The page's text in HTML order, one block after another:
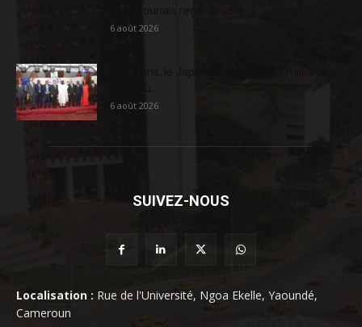
6 août 2026
6 août 2026
SUIVEZ-NOUS
Localisation : Rue de l'Université, Ngoa Ekelle, Yaoundé,
Cameroun